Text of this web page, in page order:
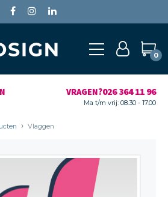
0
VRAGEN?026 364 11 96
Ma t/m vrij: 08.30 - 17.00
Vlaggen